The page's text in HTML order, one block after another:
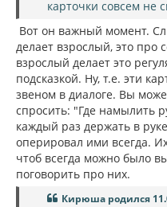
карточки совсем не
Вот он важный момент.
делает взрослый, это про
взрослый делает это
подсказкой. Ну, т.е. эти
звеном в диалоге. Вы
спросить: "Где намылить
каждый раз держать в
оперировал ими всегда.
чтоб всегда можно было
поговорить про них.
Кирюша родился